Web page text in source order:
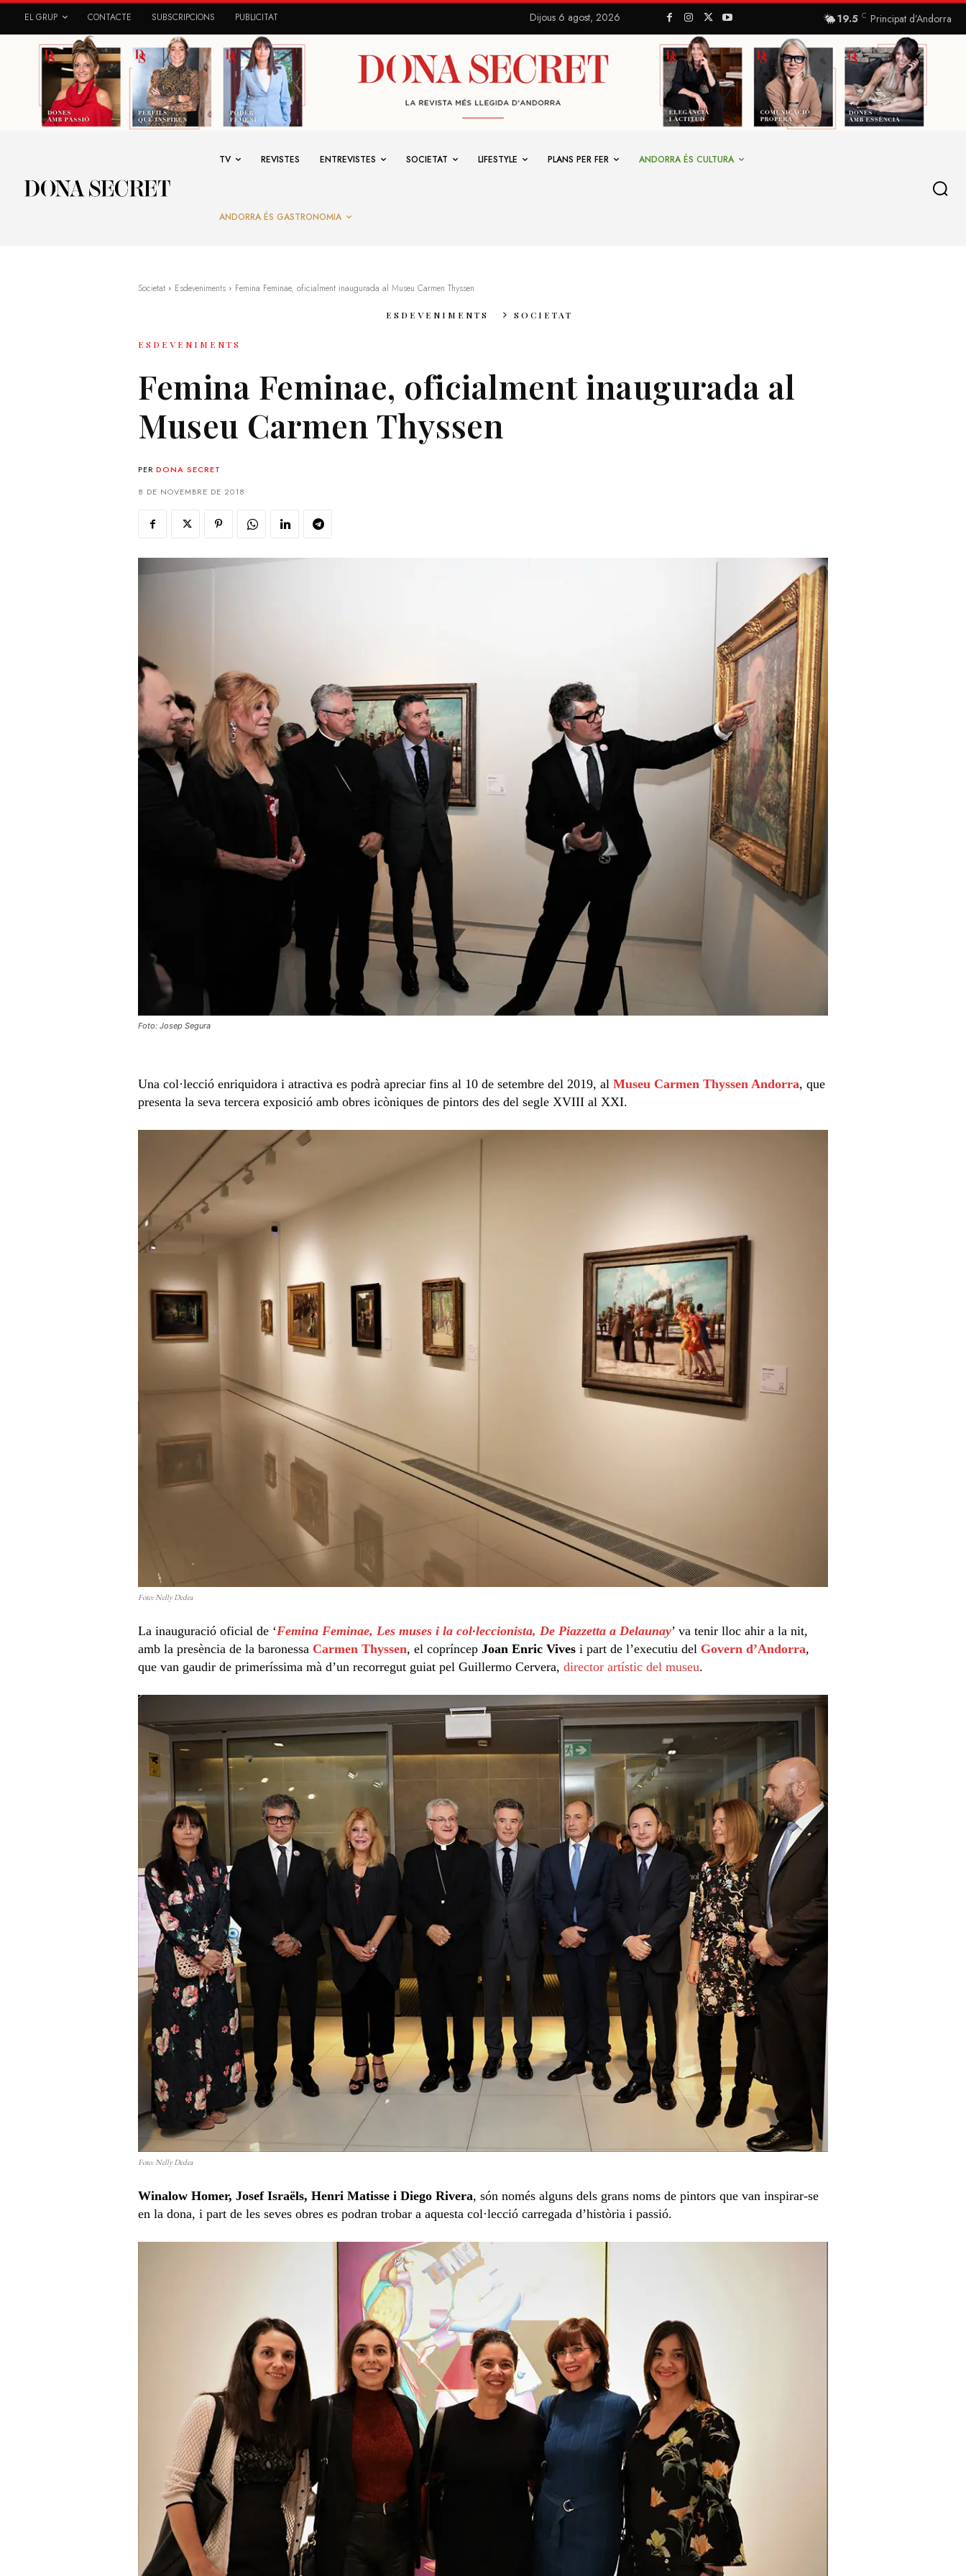
EL GRUP CONTACTE SUBSCRIPCIONS PUBLICITAT Dijous 6 agost, 2026 19.5 C Principat d’Andorra
TV REVISTES ENTREVISTES SOCIETAT LIFESTYLE PLANS PER FER ANDORRA ÉS CULTURA
ANDORRA ÉS GASTRONOMIA
Societat Esdeveniments Femina Feminae, oficialment inaugurada al Museu Carmen Thyssen
ESDEVENIMENTS SOCIETAT
ESDEVENIMENTS
Femina Feminae, oficialment inaugurada al
Museu Carmen Thyssen
PER DONA SECRET
8 DE NOVEMBRE DE 2018
Foto: Josep Segura
Una col·lecció enriquidora i atractiva es podrà apreciar fins al 10 de setembre del 2019, al Museu Carmen Thyssen Andorra, que
presenta la seva tercera exposició amb obres icòniques de pintors des del segle XVIII al XXI.
Foto: Nelly Dedea
La inauguració oficial de ‘Femina Feminae, Les muses i la col·leccionista, De Piazzetta a Delaunay’ va tenir lloc ahir a la nit,
amb la presència de la baronessa Carmen Thyssen, el copríncep Joan Enric Vives i part de l’executiu del Govern d’Andorra,
que van gaudir de primeríssima mà d’un recorregut guiat pel Guillermo Cervera, director artístic del museu.
Foto: Nelly Dedea
Winalow Homer, Josef Israëls, Henri Matisse i Diego Rivera, són només alguns dels grans noms de pintors que van inspirar-se
en la dona, i part de les seves obres es podran trobar a aquesta col·lecció carregada d’història i passió.